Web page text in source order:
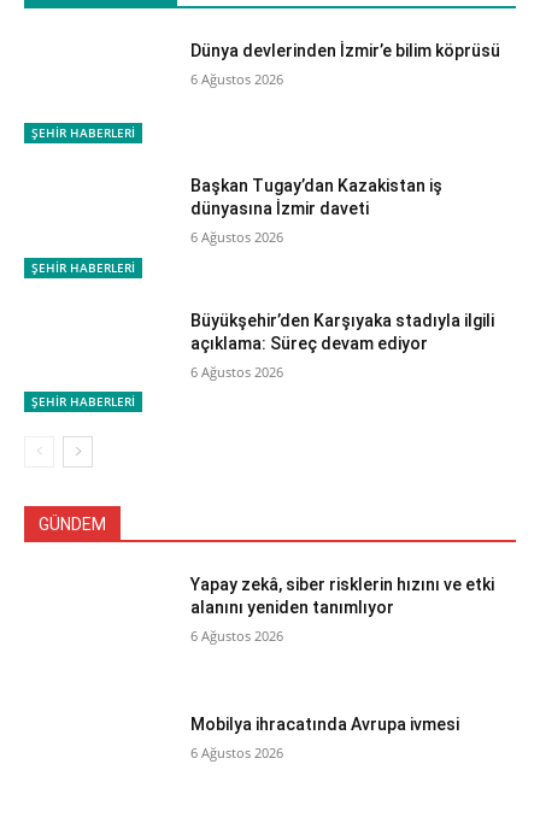
ŞEHİR HABERLERİ
Dünya devlerinden İzmir’e bilim köprüsü
6 Ağustos 2026
ŞEHİR HABERLERİ
Başkan Tugay’dan Kazakistan iş
dünyasına İzmir daveti
6 Ağustos 2026
ŞEHİR HABERLERİ
Büyükşehir’den Karşıyaka stadıyla ilgili
açıklama: Süreç devam ediyor
6 Ağustos 2026
GÜNDEM
Yapay zekâ, siber risklerin hızını ve etki
alanını yeniden tanımlıyor
6 Ağustos 2026
Mobilya ihracatında Avrupa ivmesi
6 Ağustos 2026